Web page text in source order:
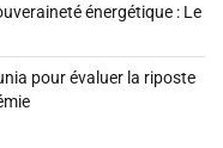
énergétique : Le
pour évaluer la riposte